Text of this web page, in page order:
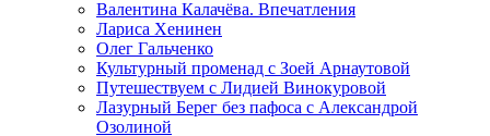
Валентина Калачёва. Впечатления
Лариса Хенинен
Олег Гальченко
Культурный променад с Зоей Арнаутовой
Путешествуем с Лидией Винокуровой
Лазурный Берег без пафоса с Александрой
Озолиной